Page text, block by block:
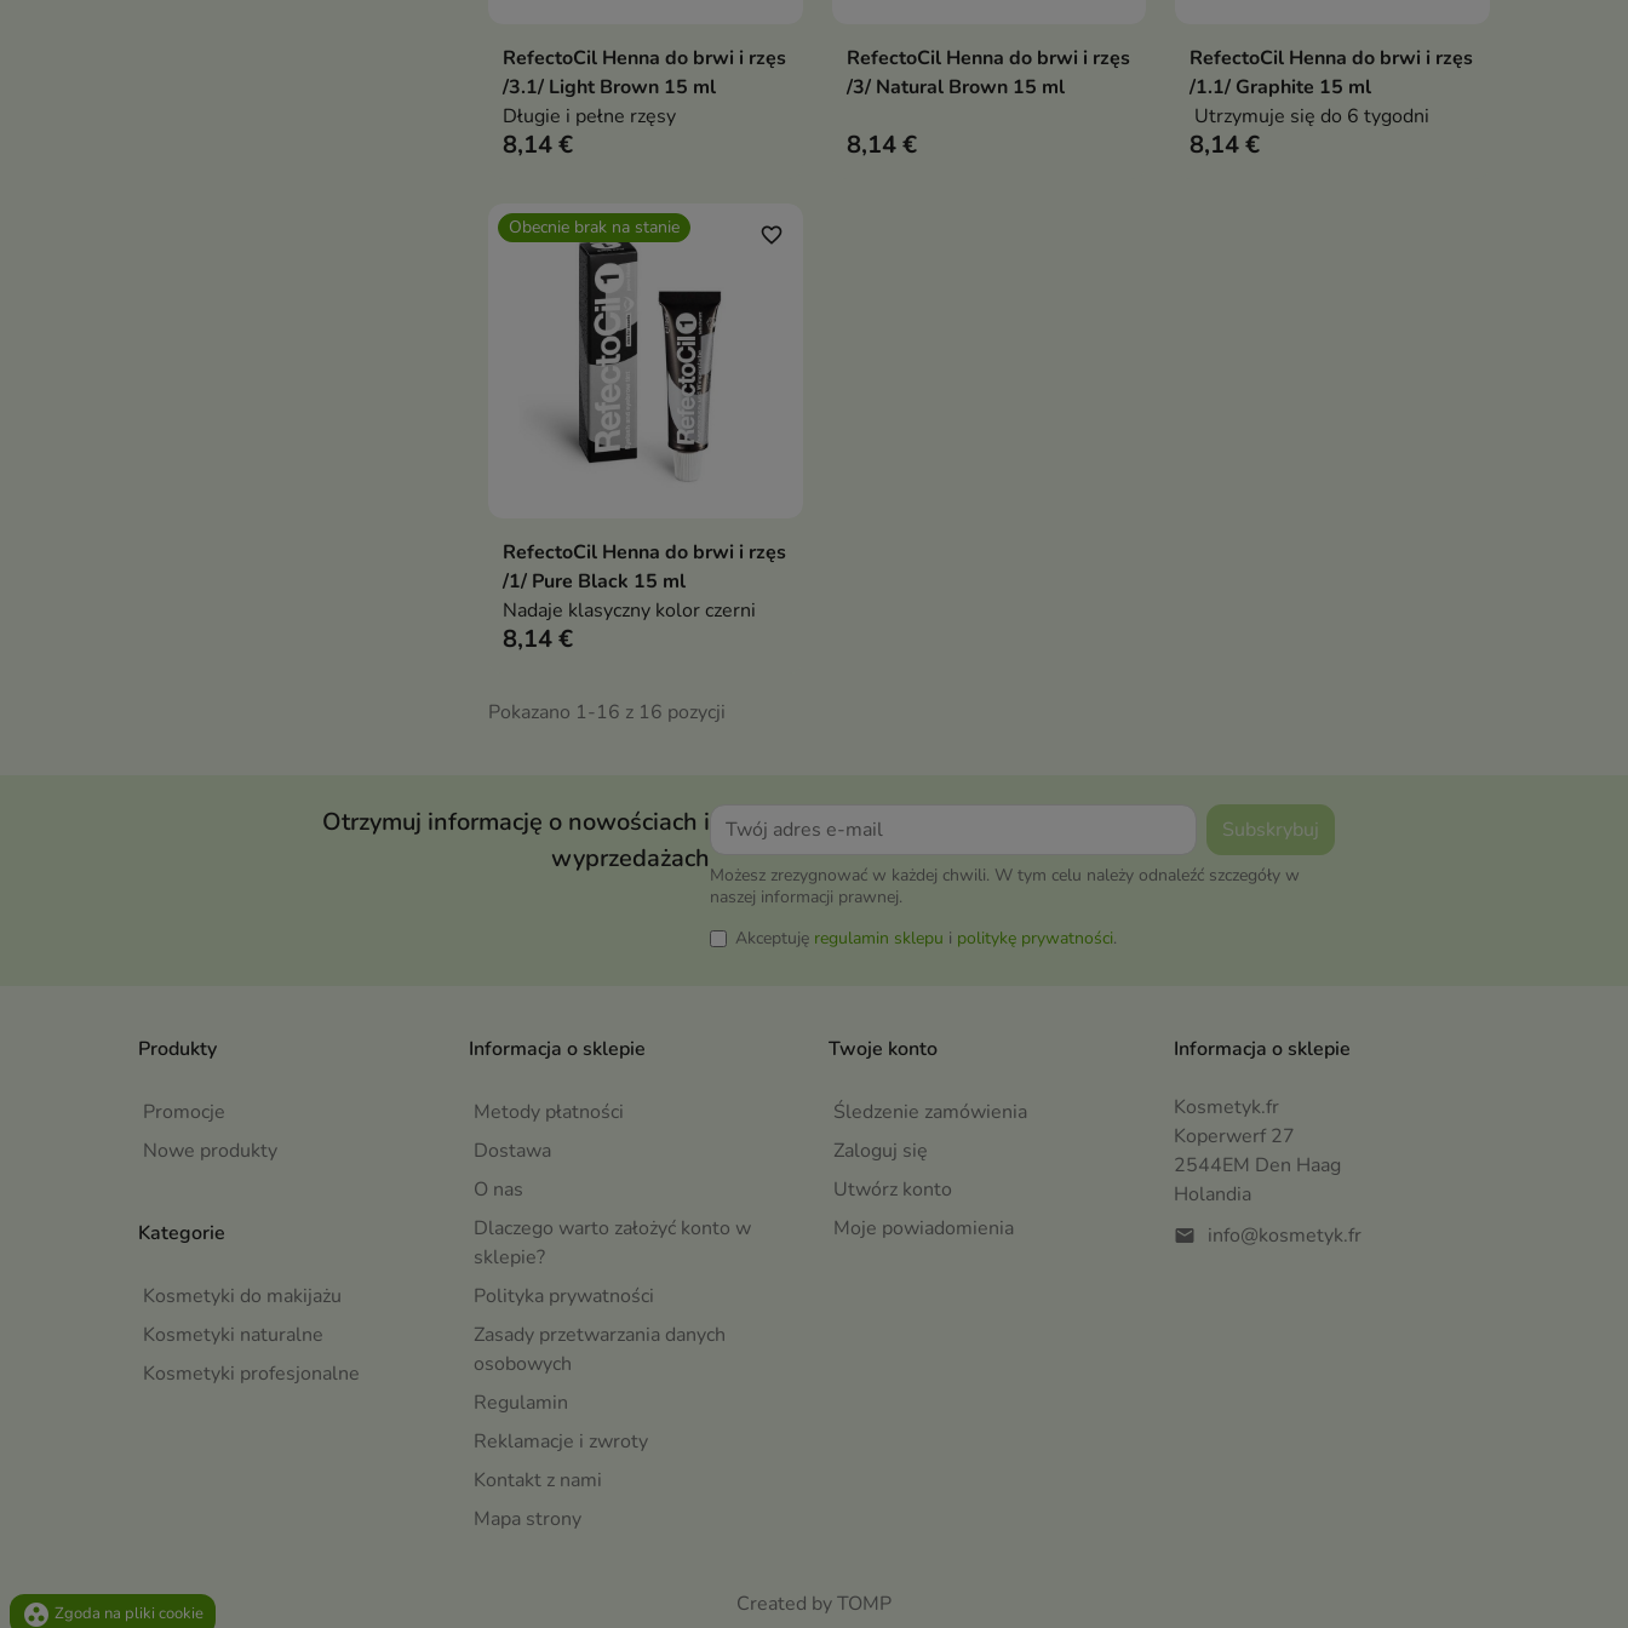
Pokaż szczegóły
RefectoCil Henna do brwi i rzęs
/3.1/ Light Brown 15 ml
Długie i pełne rzęsy
8,14 €
Pokaż szczegóły
RefectoCil Henna do brwi i rzęs
/3/ Natural Brown 15 ml
8,14 €
Pokaż szczegóły
RefectoCil Henna do brwi i rzęs
/1.1/ Graphite 15 ml
Utrzymuje się do 6 tygodni
8,14 €
Obecnie brak na stanie
Pokaż szczegóły
favorite_border
RefectoCil Henna do brwi i rzęs
/1/ Pure Black 15 ml
Nadaje klasyczny kolor czerni
8,14 €
Pokazano 1-16 z 16 pozycji
Otrzymuj informację o nowościach i
wyprzedażach
Możesz zrezygnować w każdej chwili. W tym celu należy odnaleźć szczegóły w
naszej informacji prawnej.
Akceptuję regulamin sklepu i politykę prywatności.
Produkty
Promocje
Nowe produkty
Informacja o sklepie
Metody płatności
Dostawa
O nas
Dlaczego warto założyć konto w
sklepie?
Polityka prywatności
Zasady przetwarzania danych
osobowych
Regulamin
Reklamacje i zwroty
Kontakt z nami
Mapa strony
Kategorie
Kosmetyki do makijażu
Kosmetyki naturalne
Kosmetyki profesjonalne
Twoje konto
Śledzenie zamówienia
Zaloguj się
Utwórz konto
Moje powiadomienia
Informacja o sklepie
Kosmetyk.fr
Koperwerf 27
2544EM Den Haag
Holandia
mail info@kosmetyk.fr
Created by TOMP
group_work Zgoda na pliki cookie